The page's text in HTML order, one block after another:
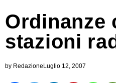
Ordinanze
stazioni
by Redazione Luglio 12, 2007